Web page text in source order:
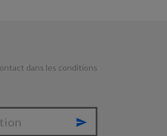
dans les conditions
